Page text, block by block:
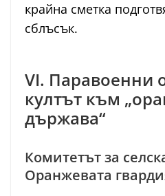
крайна сметка
сблъсък.
VI. Паравоенни
култът към
държава“
Комитетът за
Оранжевата